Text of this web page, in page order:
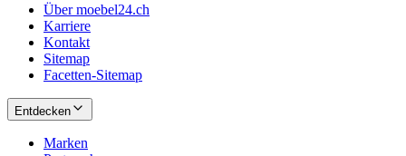
Über moebel24.ch
Karriere
Kontakt
Sitemap
Facetten-Sitemap
Entdecken
Marken